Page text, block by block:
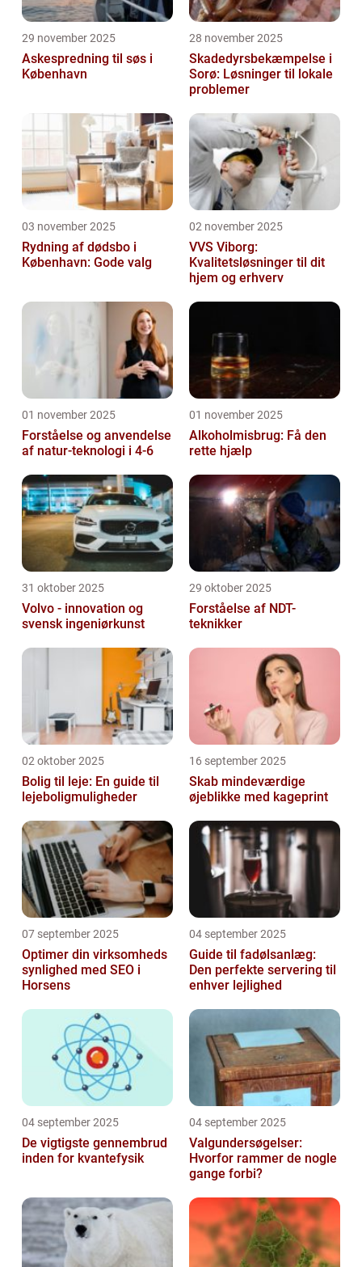
29 november 2025
Askespredning til søs i
København
28 november 2025
Skadedyrsbekæmpelse i
Sorø: Løsninger til lokale
problemer
03 november 2025
Rydning af dødsbo i
København: Gode valg
02 november 2025
VVS Viborg:
Kvalitetsløsninger til dit
hjem og erhverv
01 november 2025
Forståelse og anvendelse
af natur-teknologi i 4-6
01 november 2025
Alkoholmisbrug: Få den
rette hjælp
31 oktober 2025
Volvo - innovation og
svensk ingeniørkunst
29 oktober 2025
Forståelse af NDT-
teknikker
02 oktober 2025
Bolig til leje: En guide til
lejeboligmuligheder
16 september 2025
Skab mindeværdige
øjeblikke med kageprint
07 september 2025
Optimer din virksomheds
synlighed med SEO i
Horsens
04 september 2025
Guide til fadølsanlæg:
Den perfekte servering til
enhver lejlighed
04 september 2025
De vigtigste gennembrud
inden for kvantefysik
04 september 2025
Valgundersøgelser:
Hvorfor rammer de nogle
gange forbi?